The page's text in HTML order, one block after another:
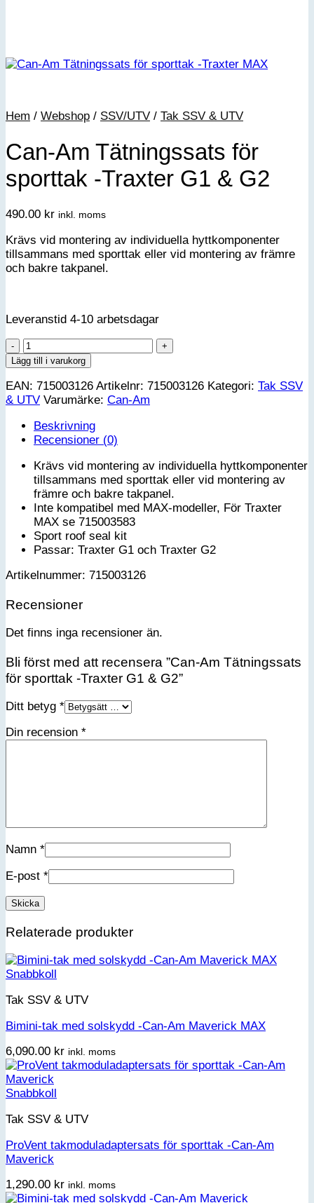
Hem / Webshop / SSV/UTV / Tak SSV & UTV
Can-Am Tätningssats för
sporttak -Traxter G1 & G2
490.00 kr inkl. moms
Krävs vid montering av individuella hyttkomponenter
tillsammans med sporttak eller vid montering av främre
och bakre takpanel.
Leveranstid 4-10 arbetsdagar
Can-
Am
Tätningssats
för
sporttak
Traxter
G1
G2
mängd
Lägg till i varukorg
EAN: 715003126 Artikelnr: 715003126 Kategori: Tak SSV
& UTV Varumärke: Can-Am
Beskrivning
Recensioner (0)
Krävs vid montering av individuella hyttkomponenter
tillsammans med sporttak eller vid montering av
främre och bakre takpanel.
Inte kompatibel med MAX-modeller, För Traxter
MAX se 715003583
Sport roof seal kit
Passar: Traxter G1 och Traxter G2
Artikelnummer: 715003126
Recensioner
Det finns inga recensioner än.
Bli först med att recensera ”Can-Am Tätningssats
för sporttak -Traxter G1 & G2”
Ditt betyg *
Din recension *
Namn *
E-post *
Relaterade produkter
Snabbkoll
Tak SSV & UTV
Bimini-tak med solskydd -Can-Am Maverick MAX
6,090.00 kr inkl. moms
Snabbkoll
Tak SSV & UTV
ProVent takmoduladaptersats för sporttak -Can-Am
Maverick
1,290.00 kr inkl. moms